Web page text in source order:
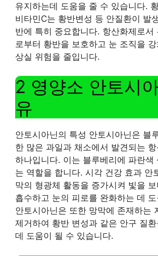
유지하는데 도움을 줄 수 있습니다.
비타민C는 황반변성 등 안질환이 발
반에 특히 중요합니다. 항산화제로서
로부터 황반을 보호하고 눈 조직을
상실 위험을 줄입니다.
2 영양소 안토시
유
안토시아닌의 특성 안토시아닌은 블
한 많은 과일과 채소에서 발견되는
하나입니다. 이는 블루베리에 파란색
는 역할을 합니다. 시각 건강 효과 안
막의 형광체 활동을 증가시켜 빛을
흡수하고 눈의 피로를 완화하는 데
안토시아닌은 또한 망막에 존재하는
제거하여 황반 변성과 같은 안구 질
데 도움이 될 수 있습니다.